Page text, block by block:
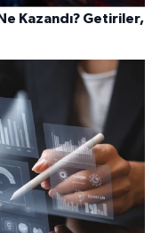
Kazandı? Getiriler,